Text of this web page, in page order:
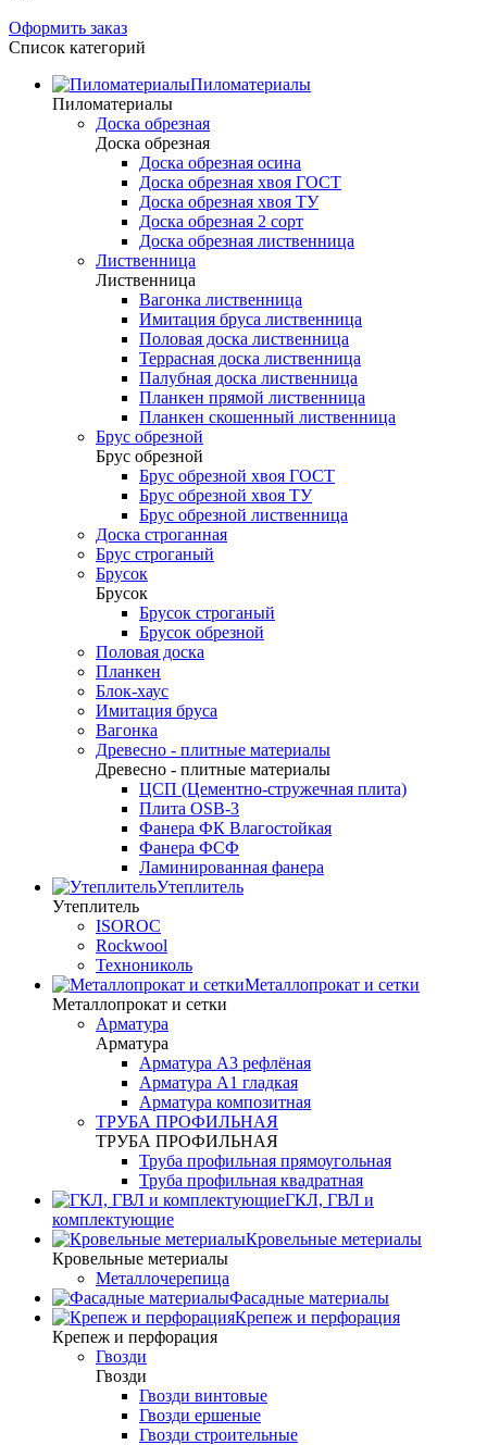
Оформить заказ
Список категорий
Пиломатериалы
Пиломатериалы
Доска обрезная
Доска обрезная
Доска обрезная осина
Доска обрезная хвоя ГОСТ
Доска обрезная хвоя ТУ
Доска обрезная 2 сорт
Доска обрезная лиственница
Лиственница
Лиственница
Вагонка лиственница
Имитация бруса лиственница
Половая доска лиственница
Террасная доска лиственница
Палубная доска лиственница
Планкен прямой лиственница
Планкен скошенный лиственница
Брус обрезной
Брус обрезной
Брус обрезной хвоя ГОСТ
Брус обрезной хвоя ТУ
Брус обрезной лиственница
Доска строганная
Брус строганый
Брусок
Брусок
Брусок строганый
Брусок обрезной
Половая доска
Планкен
Блок-хаус
Имитация бруса
Вагонка
Древесно - плитные материалы
Древесно - плитные материалы
ЦСП (Цементно-стружечная плита)
Плита OSB-3
Фанера ФК Влагостойкая
Фанера ФСФ
Ламинированная фанера
Утеплитель
Утеплитель
ISOROC
Rockwool
Технониколь
Металлопрокат и сетки
Металлопрокат и сетки
Арматура
Арматура
Арматура А3 рефлёная
Арматура А1 гладкая
Арматура композитная
ТРУБА ПРОФИЛЬНАЯ
ТРУБА ПРОФИЛЬНАЯ
Труба профильная прямоугольная
Труба профильная квадратная
ГКЛ, ГВЛ и
комплектующие
Кровельные метериалы
Кровельные метериалы
Металлочерепица
Фасадные материалы
Крепеж и перфорация
Крепеж и перфорация
Гвозди
Гвозди
Гвозди винтовые
Гвозди ершеные
Гвозди строительные